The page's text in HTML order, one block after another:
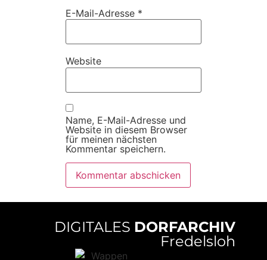
E-Mail-Adresse *
Website
Name, E-Mail-Adresse und
Website in diesem Browser
für meinen nächsten
Kommentar speichern.
DIGITALES DORFARCHIV
Fredelsloh